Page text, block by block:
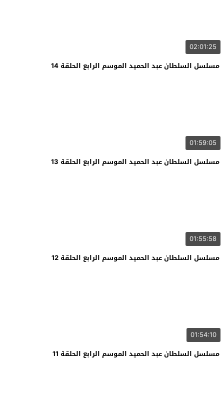
02:01:25
مسلسل السلطان عبد الحميد الموسم الرابع الحلقة 14
01:59:05
مسلسل السلطان عبد الحميد الموسم الرابع الحلقة 13
01:55:58
مسلسل السلطان عبد الحميد الموسم الرابع الحلقة 12
01:54:10
مسلسل السلطان عبد الحميد الموسم الرابع الحلقة 11